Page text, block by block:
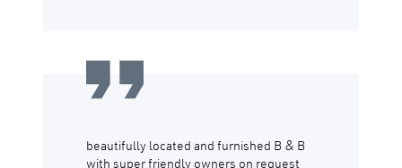
beautifully located and furnished B & B
with super friendly owners on request